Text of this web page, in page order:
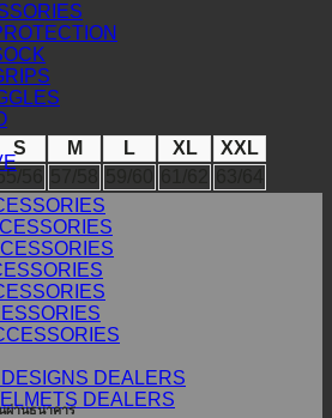
DEALERS
DEALERS
S M L XL
XXL
56
ผ่านธนาคาร